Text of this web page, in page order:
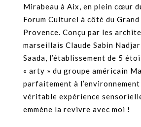
Mirabeau à Aix, en plein cœur
Forum Culturel à côté du
Provence. Conçu par les
marseillais Claude Sabin
Saada, l’établissement de 5
« arty » du groupe américain
parfaitement à
véritable expérience
emmène la revivre avec moi !